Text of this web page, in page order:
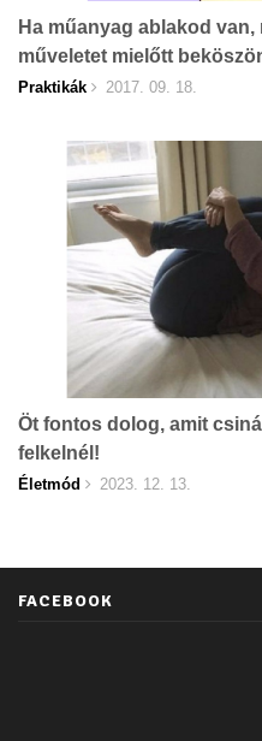
Ha műanyag ablakod
műveletet mielőtt
Praktikák 2017. 09. 18.
Öt fontos dolog, amit
felkelnél!
Életmód 2023. 12. 13.
FACEBOOK